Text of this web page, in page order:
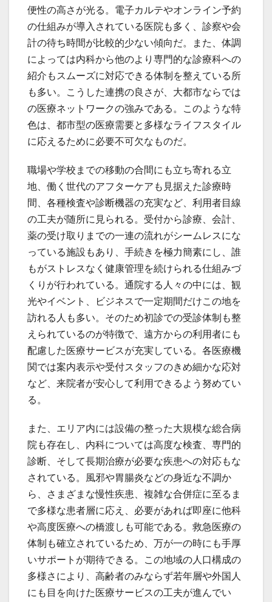
便性の高さが光る。電子カルテやオンライン予約
の仕組みが導入されている医院も多く、診察や会
計の待ち時間が比較的少ない傾向だ。また、体調
によっては内科から他のより専門的な診療科への
紹介もスムーズに対応できる体制を整えている所
も多い。こうした連携の良さが、大都市ならでは
の医療ネットワークの強みである。このような特
色は、都市型の医療需要と多様なライフスタイル
に応えるために必要不可欠なものだ。
職場や学校までの移動の合間にも立ち寄れる立
地、働く世代のアフターケアも見据えた診療時
間、各種検査や診断機器の充実など、利用者目線
の工夫が随所に見られる。受付から診療、会計、
薬の受け取りまでの一連の流れがシームレスにな
っている施設もあり、手続きを極力簡素にし、誰
もがストレスなく健康管理を続けられる仕組みづ
くりが行われている。通院する人々の中には、観
光やイベント、ビジネスで一定期間だけこの地を
訪れる人も多い。そのため初診での受診体制も整
えられているのが特徴で、遠方からの利用者にも
配慮した医療サービスが充実している。各医療機
関では案内表示や受付スタッフのきめ細かな応対
など、来院者が安心して利用できるよう努めてい
る。
また、エリア内には設備の整った大規模な総合病
院も存在し、内科については高度な検査、専門的
診断、そして長期治療が必要な疾患への対応もな
されている。風邪や胃腸炎などの身近な不調か
ら、さまざまな慢性疾患、複雑な合併症に至るま
で多様な患者層に応え、必要があれば即座に他科
や高度医療への橋渡しも可能である。救急医療の
体制も確立されているため、万が一の時にも手厚
いサポートが期待できる。この地域の人口構成の
多様さにより、高齢者のみならず若年層や外国人
にも目を向けた医療サービスの工夫が進んでい